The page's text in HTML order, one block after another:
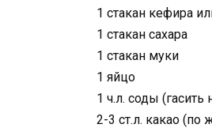
1 стакан кефира
1 стакан сахара
1 стакан муки
1 яйцо
1 ч.л. соды
2-3 ст.л. какао (по